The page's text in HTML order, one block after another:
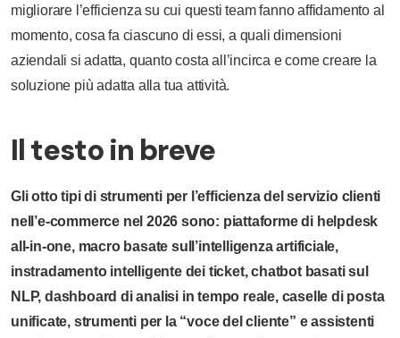
migliorare l’efficienza su cui questi team fanno affidamento al
momento, cosa fa ciascuno di essi, a quali dimensioni
aziendali si adatta, quanto costa all’incirca e come creare la
soluzione più adatta alla tua attività.
Il testo in breve
Gli otto tipi di strumenti per l’efficienza del servizio clienti
nell’e-commerce nel 2026 sono: piattaforme di helpdesk
all-in-one, macro basate sull’intelligenza artificiale,
instradamento intelligente dei ticket, chatbot basati sul
NLP, dashboard di analisi in tempo reale, caselle di posta
unificate, strumenti per la “voce del cliente” e assistenti